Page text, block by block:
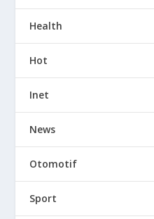
Health
Hot
Inet
News
Otomotif
Sport